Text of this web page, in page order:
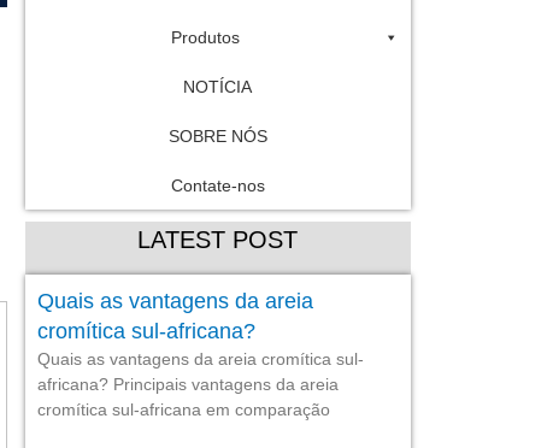
Produtos
NOTÍCIA
SOBRE NÓS
Contate-nos
LATEST POST
Quais as vantagens da areia
cromítica sul-africana?
Quais as vantagens da areia cromítica sul-
africana? Principais vantagens da areia
cromítica sul-africana em comparação